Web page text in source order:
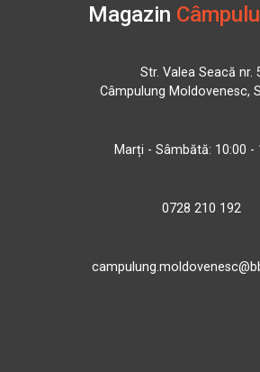
Magazin
Str. Valea Seacă nr.
Câmpulung Moldovenesc,
Marți - Sâmbătă: 10:00 -
0728 210 192